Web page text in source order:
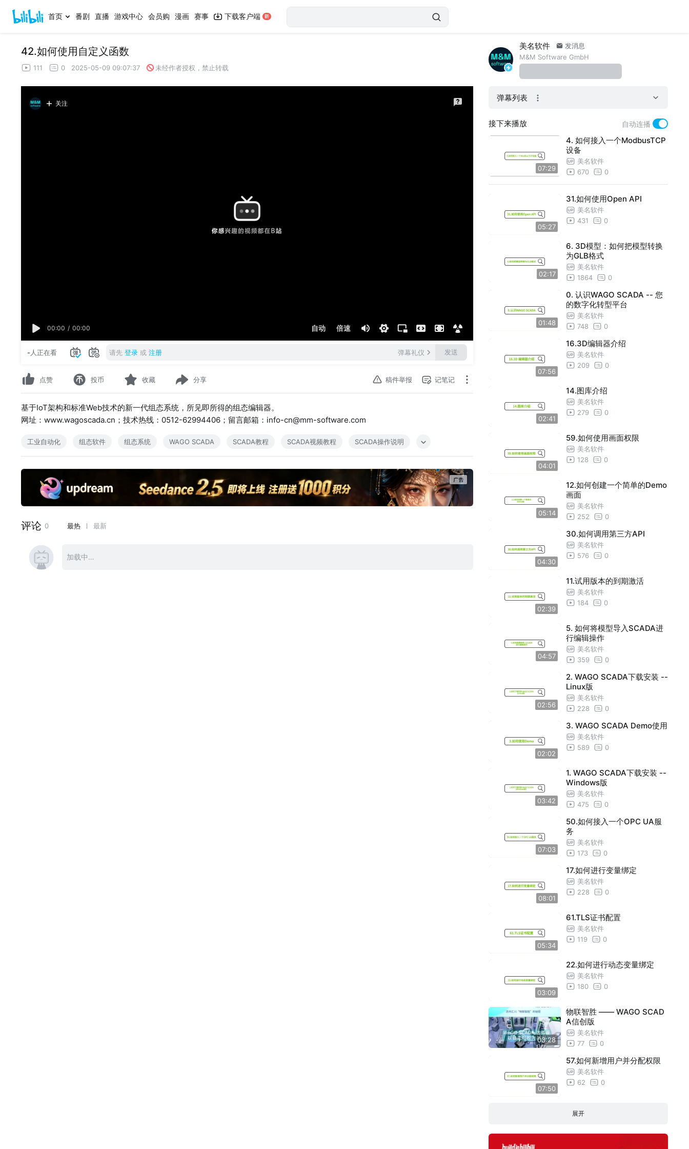
首页 番剧 直播 游戏中心 会员购 漫画 赛事 下载客户端
42.如何使用自定义函数
111 0 2025-05-09 09:07:37 未经作者授权，禁止转载
关注
00:00 / 00:00 自动 倍速
-人正在看 请先 登录 或 注册 弹幕礼仪 发送
点赞 投币 收藏 分享 稿件举报 记笔记
基于IoT架构和标准Web技术的新一代组态系统，所见即所得的组态编辑器。
网址：www.wagoscada.cn；技术热线：0512-62994406；留言邮箱：info-cn@mm-software.com
工业自动化 组态软件 组态系统 WAGO SCADA SCADA教程 SCADA视频教程 SCADA操作说明
美名软件
发消息
M&M Software GmbH
弹幕列表
接下来播放 自动连播
07:29
4. 如何接入一个ModbusTCP
设备
美名软件
670
0
05:27
31.如何使用Open API
美名软件
431
0
02:17
6. 3D模型：如何把模型转换
为GLB格式
美名软件
1864
0
01:48
0. 认识WAGO SCADA -- 您
的数字化转型平台
美名软件
748
0
07:56
16.3D编辑器介绍
美名软件
209
0
02:41
14.图库介绍
美名软件
279
0
04:01
59.如何使用画面权限
美名软件
128
0
05:14
12.如何创建一个简单的Demo
画面
美名软件
252
0
04:30
30.如何调用第三方API
美名软件
576
0
02:39
11.试用版本的到期激活
美名软件
184
0
04:57
5. 如何将模型导入SCADA进
行编辑操作
美名软件
359
0
02:56
2. WAGO SCADA下载安装 --
Linux版
美名软件
228
0
02:02
3. WAGO SCADA Demo使用
美名软件
589
0
03:42
1. WAGO SCADA下载安装 --
Windows版
美名软件
475
0
07:03
50.如何接入一个OPC UA服
务
美名软件
173
0
08:01
17.如何进行变量绑定
美名软件
228
0
05:34
61.TLS证书配置
美名软件
119
0
03:09
22.如何进行动态变量绑定
美名软件
180
0
03:28
物联智胜 —— WAGO SCAD
A信创版
美名软件
77
0
07:50
57.如何新增用户并分配权限
美名软件
62
0
展开